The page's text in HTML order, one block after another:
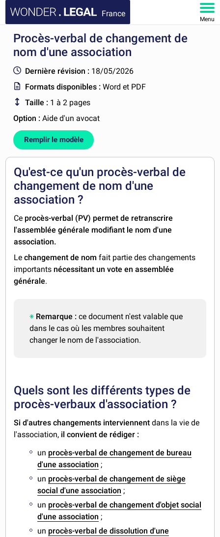
France
Menu
ACCUEIL
FAQ
MON COMPTE
Procès-verbal de changement de
nom d'une association
Dernière révision : 18/05/2026
Formats disponibles :Word et PDF
Taille : 1 à 2 pages
Option :Aide d'un avocat
Remplir le modèle
Qu'est-ce qu'un procès-verbal de
changement de nom d'une
association ?
Ce procès-verbal (PV) permet de retranscrire
l'assemblée générale modifiant le nom d'une
association.
Lechangement de nomfait partie des changements
importants nécessitant un vote en assemblée
générale.
Remarque : ce document n'est valable que
dans le cas où les membres souhaitent
changer le nom de l'association.
Quels sont les différents types de
procès-verbaux d'association ?
Si d'autres changements interviennent dans la vie de
l'association, il convient de rédiger :
un procès-verbal de changement de bureau
d'une association ;
un procès-verbal de changement de siège
social d'une association ;
un procès-verbal de changement d'objet social
d'une association ;
un procès-verbal de dissolution d'une